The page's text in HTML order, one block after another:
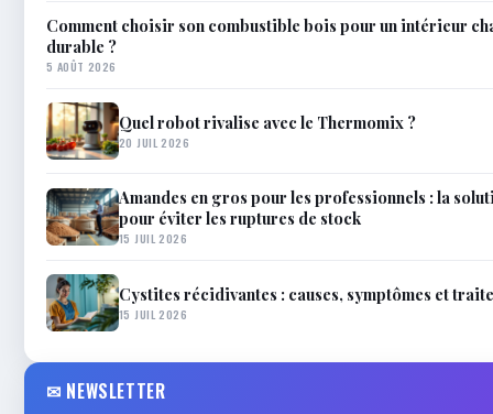
Comment choisir son combustible bois pour un intérieur
durable ?
5 AOÛT 2026
Quel robot rivalise avec le Thermomix ?
20 JUIL 2026
Amandes en gros pour les professionnels : la
pour éviter les ruptures de stock
15 JUIL 2026
Cystites récidivantes : causes, symptômes et
15 JUIL 2026
✉ NEWSLETTER